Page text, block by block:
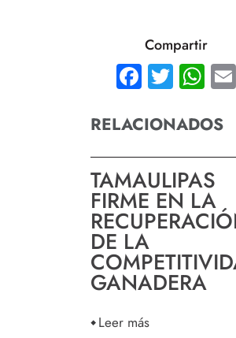
Compartir
RELACIONADOS
TAMAULIPAS
FIRME EN LA
DE LA
GANADERA
Leer más